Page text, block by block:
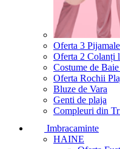
Oferta 3
Oferta 2 Colanți
Costume de
Oferta Rochii
Bluze de Vara
Genti de plaja
Compleuri din
Imbracaminte
HAINE